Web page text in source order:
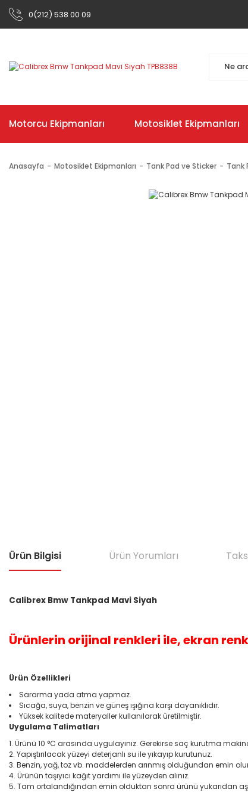
0(212) 538 00 09
Motorcu Ekipmanları Motosiklet Ekipmanları
Anasayfa Motosiklet Ekipmanları Tank Pad ve Sticker Tank
Ürün Bilgisi Ürün Yorumları
Calibrex Bmw Tankpad Mavi Siyah
Ürünlerin orijinal renkleri ile, ekran
Ürün Özellikleri
Sararma yada atma yapmaz.
Sıcağa, suya, benzin ve güneş ışığına karşı dayanıklıdır.
Yüksek kalitede materyaller kullanılarak üretilmiştir.
Uygulama Talimatları
Ürünü 10 °C arasında uygulayınız. Gerekirse saç kurutma
Yapıştırılacak yüzeyi deterjanlı su ile yıkayıp kurutunuz.
Benzin, yağ, toz vb. maddelerden arınmış olduğundan emin
Ürünün taşıyıcı kağıt yardımı ile yüzeyden alınız.
Tam ortalandığından emin olduktan sonra ürünü yukarıdan